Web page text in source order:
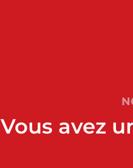
Vous avez